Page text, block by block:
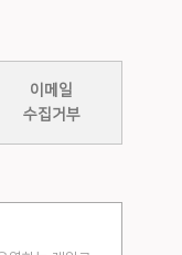
이메일
수집거부